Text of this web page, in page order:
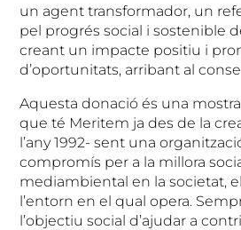
un agent transformador, un
pel progrés social i sostenible
creant un impacte positiu i
d’oportunitats, arribant al
Aquesta donació és una
que té Meritem ja des de la
l’any 1992- sent una
compromís per a la millora
mediambiental en la societat,
l’entorn en el qual opera.
l’objectiu social d’ajudar a